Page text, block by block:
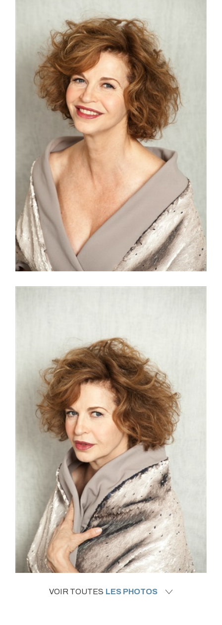
VOIR TOUTES LES PHOTOS